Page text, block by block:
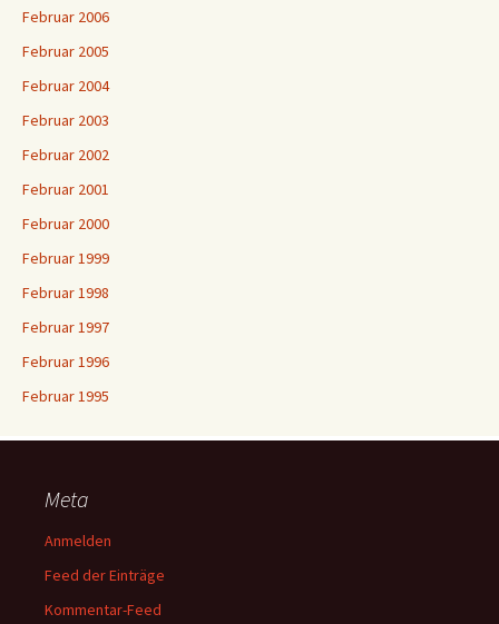
Februar 2006
Februar 2005
Februar 2004
Februar 2003
Februar 2002
Februar 2001
Februar 2000
Februar 1999
Februar 1998
Februar 1997
Februar 1996
Februar 1995
Meta
Anmelden
Feed der Einträge
Kommentar-Feed